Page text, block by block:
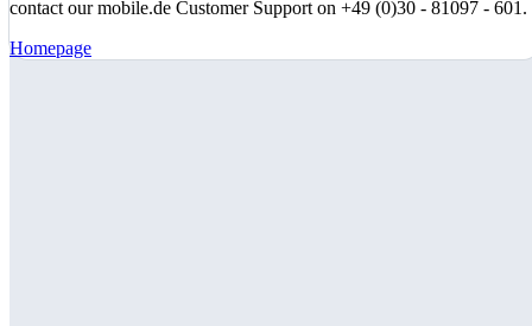
contact our mobile.de Customer Support on +49 (0)30 - 81097 - 601.
Homepage